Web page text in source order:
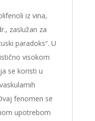
iz vina,
zaslužan za
paradoks“. U
visokom
se koristi u
fenomen se
upotrebom